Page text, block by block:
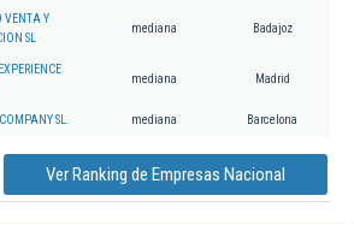
VENTA Y
SL
mediana Badajoz
mediana Madrid
SL. mediana Barcelona
Ver Ranking de Empresas Nacional